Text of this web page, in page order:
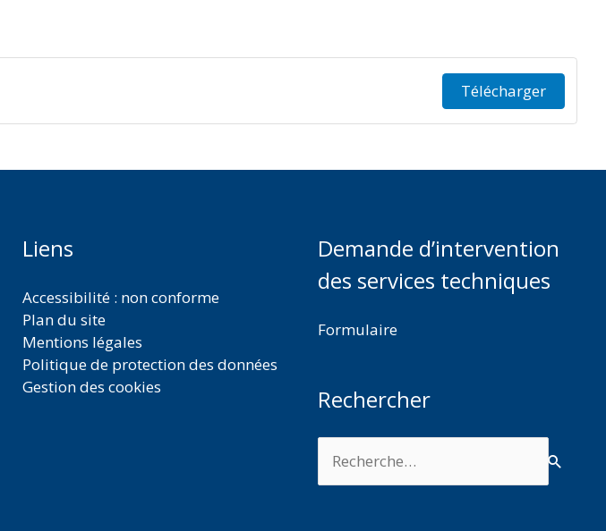
Télécharger
Liens
Accessibilité : non conforme
Plan du site
Mentions légales
Politique de protection des données
Gestion des cookies
Demande d’intervention
des services techniques
Formulaire
Rechercher